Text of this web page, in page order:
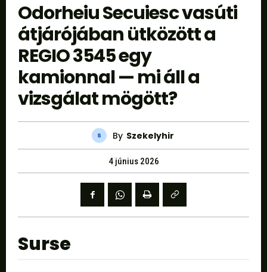
Odorheiu Secuiesc vasúti
átjárójában ütközött a
REGIO 3545 egy
kamionnal — mi áll a
vizsgálat mögött?
By Szekelyhir
4 június 2026
Surse